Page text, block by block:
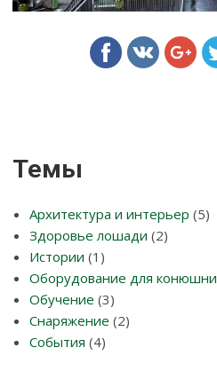
Темы
Архитектура и интерьер (5)
Здоровье лошади (2)
Истории (1)
Оборудование для конюшни
Обучение (3)
Снаряжение (2)
События (4)